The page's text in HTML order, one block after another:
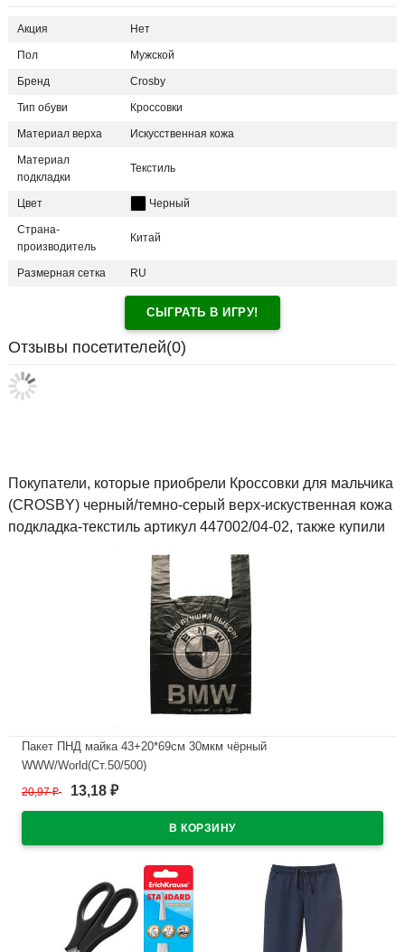
Акция Нет
Пол Мужской
Бренд Crosby
Тип обуви Кроссовки
Материал верха Искусственная кожа
Материал
подкладки
Текстиль
Цвет Черный
Страна-
производитель
Китай
Размерная сетка RU
СЫГРАТЬ В ИГРУ!
Отзывы посетителей(0)
Покупатели, которые приобрели Кроссовки для мальчика
(CROSBY) черный/темно-серый верх-искуственная кожа
подкладка-текстиль артикул 447002/04-02, также купили
Пакет ПНД майка 43+20*69см 30мкм чёрный
WWW/World(Ст.50/500)
В наличии
20,97₽ 13,18 ₽